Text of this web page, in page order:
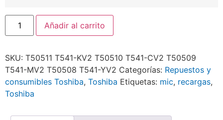
Añadir al carrito
SKU: T50511 T541-KV2 T50510 T541-CV2 T50509
T541-MV2 T50508 T541-YV2 Categorías: Repuestos y
consumibles Toshiba, Toshiba Etiquetas: mic, recargas,
Toshiba